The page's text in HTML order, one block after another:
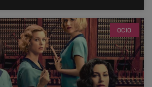
OCIO